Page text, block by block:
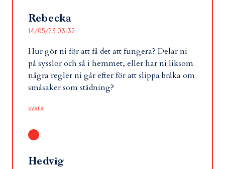
Rebecka
14/05/23 03:32
Hur gör ni för att få det att fungera? Delar ni
på sysslor och så i hemmet, eller har ni liksom
några regler ni går efter för att slippa bråka om
småsaker som städning?
svara
Hedvig